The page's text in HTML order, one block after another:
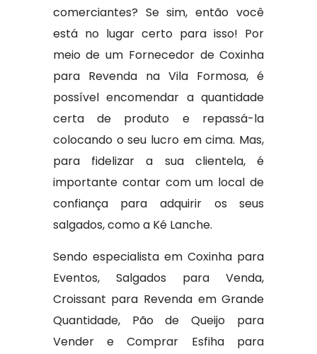
comerciantes? Se sim, então você
está no lugar certo para isso! Por
meio de um Fornecedor de Coxinha
para Revenda na Vila Formosa, é
possível encomendar a quantidade
certa de produto e repassá-la
colocando o seu lucro em cima. Mas,
para fidelizar a sua clientela, é
importante contar com um local de
confiança para adquirir os seus
salgados, como a Ké Lanche.
Sendo especialista em Coxinha para
Eventos, Salgados para Venda,
Croissant para Revenda em Grande
Quantidade, Pão de Queijo para
Vender e Comprar Esfiha para